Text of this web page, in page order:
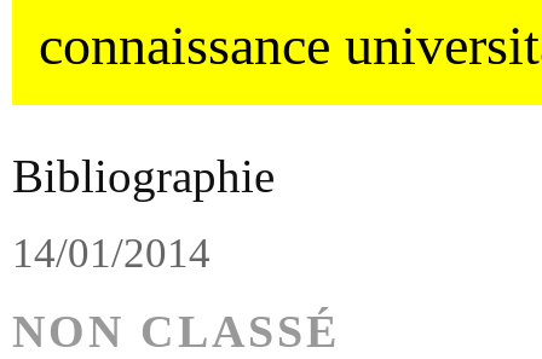
connaissance
Bibliographie
14/01/2014
NON CLASSÉ